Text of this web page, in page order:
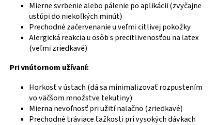
Mierne svrbenie alebo pálenie po aplikácii (zvyčajne
ustúpi do niekoľkých minút)
Prechodné začervenanie u veľmi citlivej pokožky
Alergická reakcia u osôb s precitlivenosťou na latex
(veľmi zriedkavé)
Pri vnútornom užívaní:
Horkosť v ústach (dá sa minimalizovať rozpustením
vo väčšom množstve tekutiny)
Mierna nevoľnosť pri užití nalačno (zriedkavé)
Prechodné tráviace ťažkosti pri vysokých dávkach